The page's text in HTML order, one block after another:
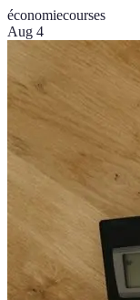
économiecourses
Aug 4